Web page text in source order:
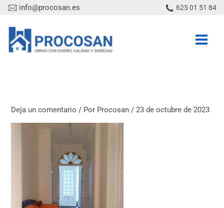
contenido
info@procosan.es 625 01 51 84
Deja un comentario / Por Procosan/23 de octubre de 2023